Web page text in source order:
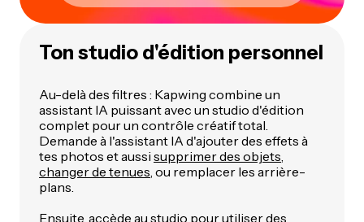
Ton studio d'édition personnel
Au-delà des filtres : Kapwing combine un
assistant IA puissant avec un studio d'édition
complet pour un contrôle créatif total.
Demande à l'assistant IA d'ajouter des effets à
tes photos et aussi supprimer des objets
changer de tenues , ou remplacer les arrière-
plans.
Ensuite, accède au studio pour utiliser des